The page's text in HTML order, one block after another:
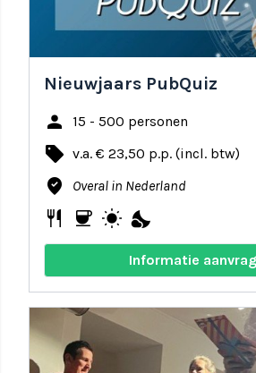
Nieuwjaars PubQuiz
person 15 - 500 personen
local_offer v.a. € 23,50 p.p. (incl. btw)
where_to_vote Overal in Nederland
restaurant coffee wb_sunny nights_stay
Informatie